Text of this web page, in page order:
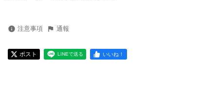
注意事項 通報
ポスト LINEで送る いいね！